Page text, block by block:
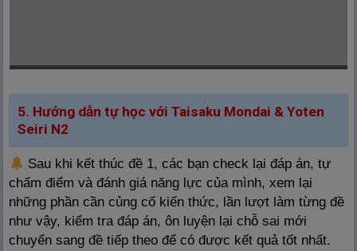
5. Hướng dẫn tự học với Taisaku Mondai & Yoten
Seiri N2
Sau khi kết thúc đề 1, các bạn check lại đáp án, tự
chấm điểm và đánh giá năng lực của mình, xem lại
những phần cần củng cố kiến thức, lần lượt làm từng đề
như vậy, kiểm tra đáp án, ôn luyện lại chỗ sai mới
chuyển sang đề tiếp theo để có được kết quả tốt nhất.